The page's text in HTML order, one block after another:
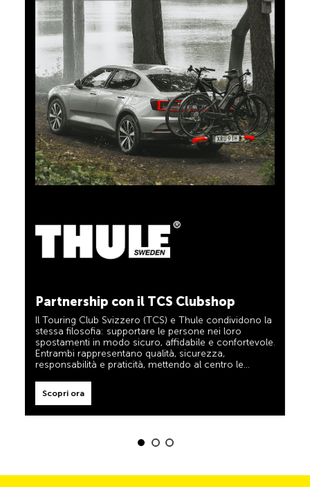
stessa filosofia: supportare le persone nei loro
spostamenti in modo sicuro, affidabile e confortevole.
Entrambi rappresentano qualità, sicurezza,
responsabilità e praticità, mettendo al centro le
esigenze dei viaggiatori e delle famiglie attive.
Scopri ora
5% di cashback
riceverete automaticamente un cashback del 5%. La
TCS Member Mastercard è allo stesso tempo carta
socio, carta di pagamento e carta vantaggi, ed è
gratuita a tempo indeterminato per i soci TCS.
un aiuto affidabile e pratico durante ogni spostamento.
Tali prodotti sono facilmente riconoscibili nel negozio
grazie all’etichetta «Always by my side».
Scopri ora